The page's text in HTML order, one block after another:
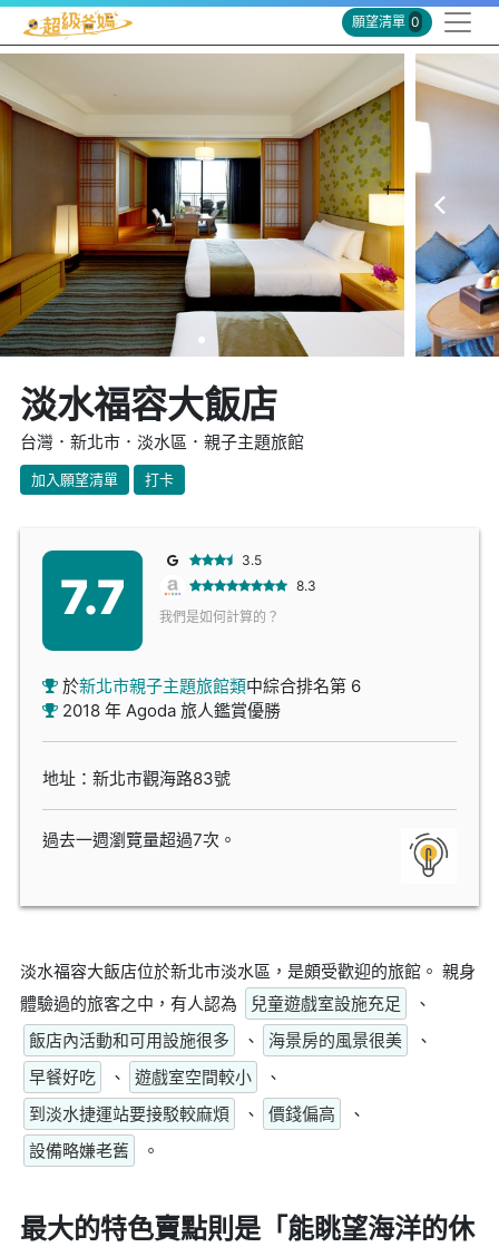
願望清單 0
淡水福容大飯店
台灣．新北市．淡水區．親子主題旅館
加入願望清單 打卡
7.7
3.5
8.3
我們是如何計算的？
於新北市親子主題旅館類中綜合排名第 6
2018 年 Agoda 旅人鑑賞優勝
地址：新北市觀海路83號
過去一週瀏覽量超過7次。
淡水福容大飯店位於新北市淡水區，是頗受歡迎的旅館。 親身
體驗過的旅客之中，有人認為
兒童遊戲室設施充足
、
飯店內活動和可用設施很多
、 海景房的風景很美
、
早餐好吃
、 遊戲室空間較小
、
到淡水捷運站要接駁較麻煩
、 價錢偏高
、
設備略嫌老舊
。
最大的特色賣點則是「能眺望海洋的休